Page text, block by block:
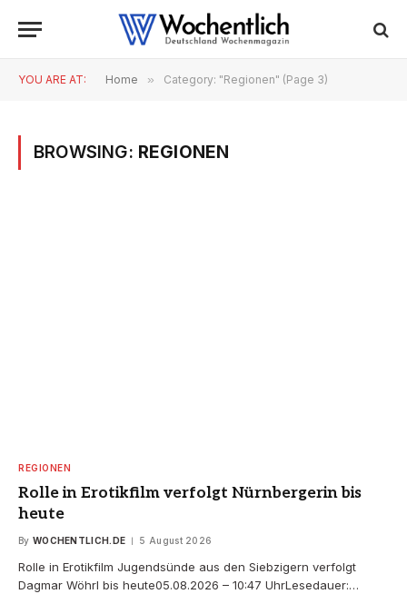
YOU ARE AT: Home » Category: "Regionen" (Page 3)
BROWSING: REGIONEN
REGIONEN
Rolle in Erotikfilm verfolgt Nürnbergerin bis
heute
By WOCHENTLICH.DE 5 August 2026
Rolle in Erotikfilm Jugendsünde aus den Siebzigern verfolgt
Dagmar Wöhrl bis heute05.08.2026 – 10:47 UhrLesedauer:…